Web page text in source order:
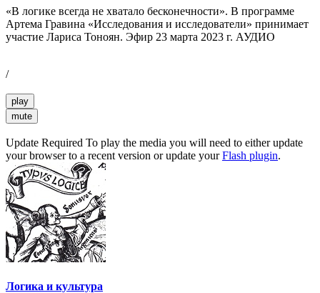
«В логике всегда не хватало бесконечности». В программе
Артема Гравина «Исследования и исследователи» принимает
участие Лариса Тоноян. Эфир 23 марта 2023 г. АУДИО
/
play
mute
Update Required To play the media you will need to either update
your browser to a recent version or update yourFlash plugin.
Логика и культура